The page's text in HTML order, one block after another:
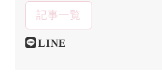
記事一覧
LINE